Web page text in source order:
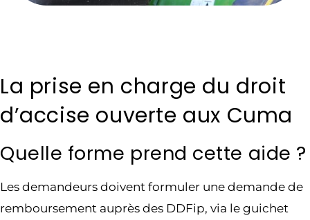
La prise en charge du droit
d’accise ouverte aux Cuma
Quelle forme prend cette aide ?
Les demandeurs doivent formuler une demande de
remboursement auprès des DDFip, via le guichet